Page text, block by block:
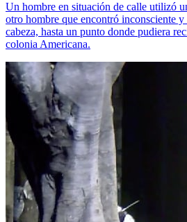
Un hombre en situación de calle utilizó
otro hombre que encontró inconsciente
cabeza, hasta un punto donde pudiera
colonia Americana.